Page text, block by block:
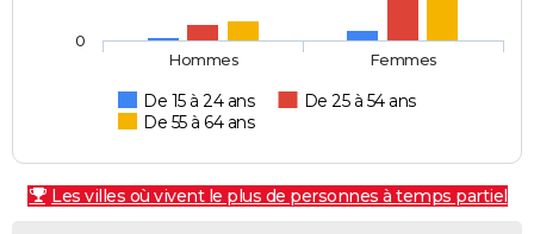
De 15 à 24 ans
De 25 à 54 ans
De 55 à 64 ans
Hommes Femmes
0
Les villes où vivent le plus de personnes à temps partiel